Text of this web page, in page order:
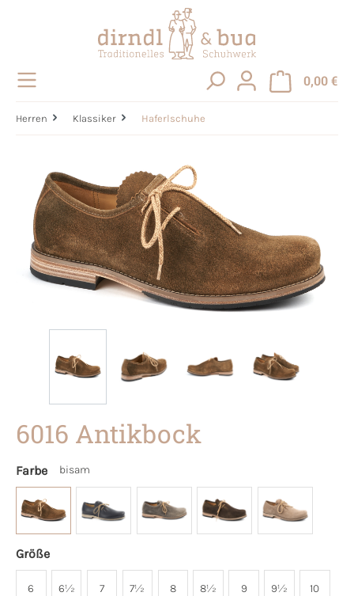
0,00 €
Herren Klassiker Haferlschuhe
6016 Antikbock
Farbe bisam
Größe
6 6½ 7 7½ 8 8½ 9 9½ 10